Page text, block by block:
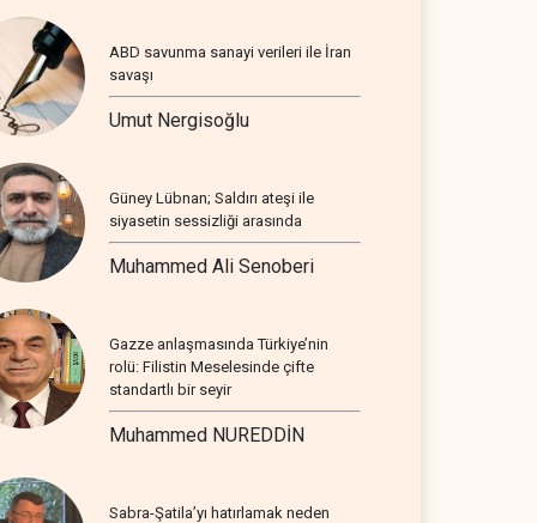
ABD savunma sanayi verileri ile İran
savaşı
Umut Nergisoğlu
Güney Lübnan; Saldırı ateşi ile
siyasetin sessizliği arasında
Muhammed Ali Senoberi
Gazze anlaşmasında Türkiye’nin
rolü: Filistin Meselesinde çifte
standartlı bir seyir
Muhammed NUREDDİN
Sabra-Şatila’yı hatırlamak neden